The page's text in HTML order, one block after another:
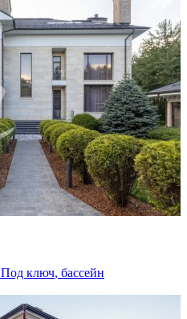
Под ключ, бассейн